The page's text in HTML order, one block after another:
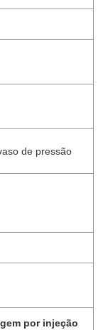
de pressão
por injeção